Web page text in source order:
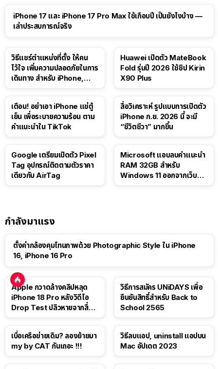
iPhone 17 และ iPhone 17 Pro Max ใช้เกือบปี เป็นยังไงบ้าง —
เล่าประสบการณ์จริง
วิธีแชร์ตำแหน่งที่ตั้ง ให้คน
ไว้ใจ เพิ่มความปลอดภัยในการ
เดินทาง สำหรับ iPhone,
Huawei เปิดตัว MateBook
Fold รุ่นปี 2026 ใช้ชิป Kirin
X90 Plus
เตือน! อย่าเอา iPhone แช่ตู้
เย็น เพื่อระบายความร้อน ตาม
คำแนะนำใน TikTok
สื่อวิเคราะห์ รูปแบบการเปิดตัว
iPhone ก.ย. 2026 นี้ จะมี
“ชีวิตชีวา” มากขึ้น
Google เตรียมเปิดตัว Pixel
Tag อุปกรณ์ติดตามตัวราคา
เดียวกับ AirTag
Microsoft แอบลบคำแนะนำ
RAM 32GB สำหรับ
Windows 11 ออกจากเว็บตัว
กำลังมาแรง
ตั้งค่ากล้องคุมโทนภาพด้วย Photographic Style ใน iPhone
16, iPhone 16 Pro
Apple กวาดล้างคลิปหลุด
iPhone 18 Pro หลังวิดีโอ
Drop Test ปลิวหายจากสื่อ
วิธีการสมัคร UNiDAYS เพื่อ
ยืนยันสิทธิ์สำหรับ Back to
School 2565
เบื่อเครือข่ายเดิม? ลองย้ายมา
my by CAT กันเถอะ !!!
วิธีลบแอป, uninstall แอปบน
Mac อัปเดต 2023